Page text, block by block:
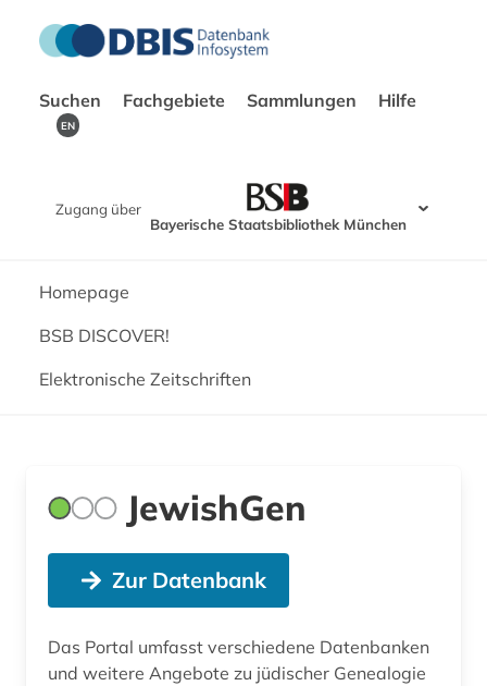
Suchen Fachgebiete Sammlungen Hilfe
EN
Zugang über
Bayerische Staatsbibliothek München
Homepage
BSB DISCOVER!
Elektronische Zeitschriften
JewishGen
Zur Datenbank
Das Portal umfasst verschiedene Datenbanken
und weitere Angebote zu jüdischer Genealogie